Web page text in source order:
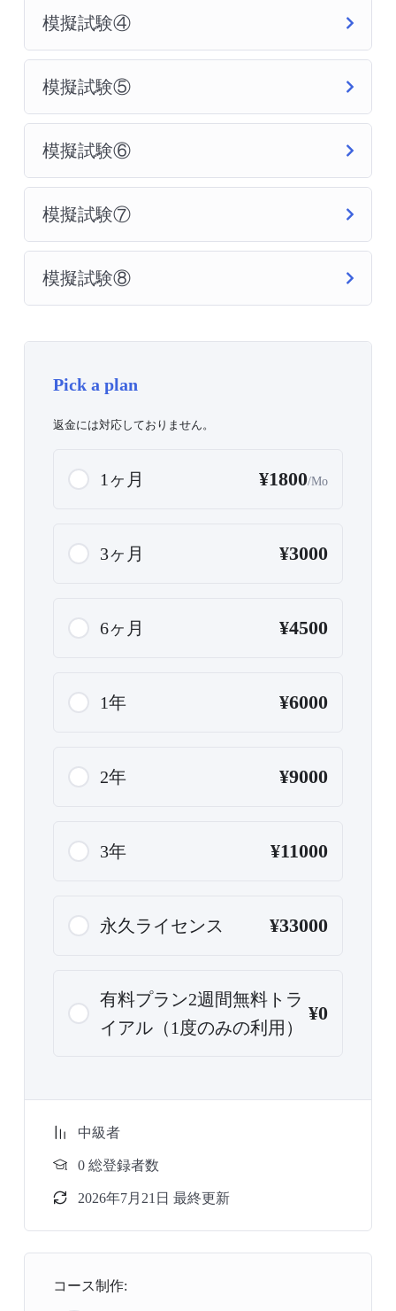
模擬試験④
模擬試験⑤
模擬試験⑥
模擬試験⑦
模擬試験⑧
Pick a plan
返金には対応しておりません。
1ヶ月 ¥1800/Mo
3ヶ月 ¥3000
6ヶ月 ¥4500
1年 ¥6000
2年 ¥9000
3年 ¥11000
永久ライセンス ¥33000
有料プラン2週間無料トラ
イアル（1度のみの利用）
¥0
中級者
0 総登録者数
2026年7月21日 最終更新
コース制作: